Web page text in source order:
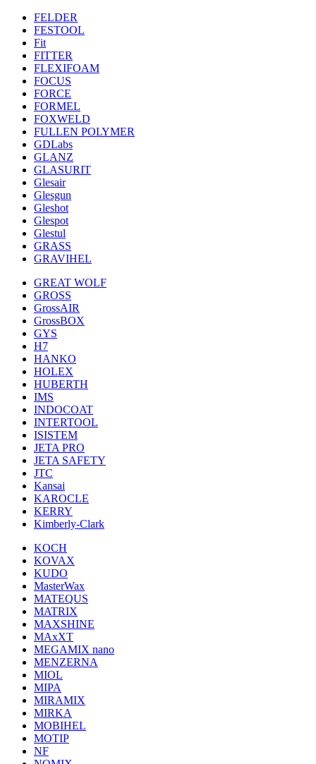
FELDER
FESTOOL
Fit
FITTER
FLEXIFOAM
FOCUS
FORCE
FORMEL
FOXWELD
FULLEN POLYMER
GDLabs
GLANZ
GLASURIT
Glesair
Glesgun
Gleshot
Glespot
Glestul
GRASS
GRAVIHEL
GREAT WOLF
GROSS
GrossAIR
GrossBOX
GYS
H7
HANKO
HOLEX
HUBERTH
IMS
INDOCOAT
INTERTOOL
ISISTEM
JETA PRO
JETA SAFETY
JTC
Kansai
KAROCLE
KERRY
Kimberly-Clark
KOCH
KOVAX
KUDO
MasterWax
MATEQUS
MATRIX
MAXSHINE
MAxXT
MEGAMIX nano
MENZERNA
MIOL
MIPA
MIRAMIX
MIRKA
MOBIHEL
MOTIP
NF